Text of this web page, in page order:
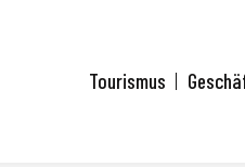
Tourismus